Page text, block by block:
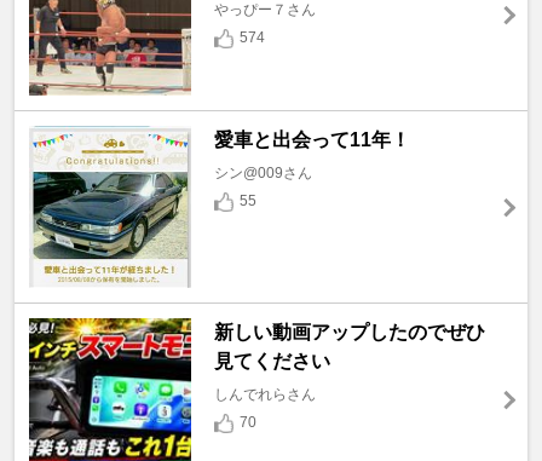
やっぴー７さん
574
愛車と出会って11年！
シン@009さん
55
新しい動画アップしたのでぜひ
見てください
しんでれらさん
70